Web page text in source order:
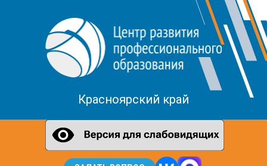
Красноярский край